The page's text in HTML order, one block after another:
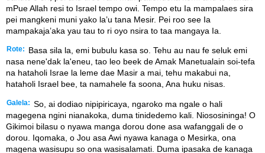
mPue Allah resi to Israel tempo owi. Tempo etu Ia mampalaes sira
pei mangkeni muni yako la’u tana Mesir. Pei roo see Ia
mampakaja’aka yau tau to ri oyo nsira to taa mangaya Ia.
Rote:
Basa sila la, emi bubulu kasa so. Tehu au nau fe seluk emi
nasa nene'dak la'eneu, tao leo beek de Amak Manetualain soi-tefa
na hataholi Israe la leme dae Masir a mai, tehu makabui na,
hataholi Israel bee, ta namahele fa soona, Ana huku nisas.
Galela: So, ai dodiao nipipiricaya, ngaroko ma ngale o hali
magegena ngini nianakoka, duma tinidedemo kali. Niososininga! O
Gikimoi bilasu o nyawa manga dorou done asa wafanggali de o
dorou. Iqomaka, o Jou asa Awi nyawa kanaga o Mesirka, ona
magena wasisupu so ona wasisalamati. Duma ipasaka de kanaga